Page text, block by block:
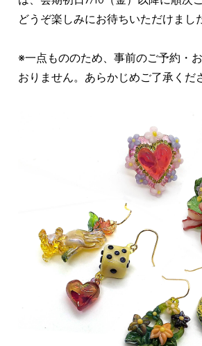
どうぞ楽しみにお待ちいただけまし
※一点もののため、事前のご予約・
おりません。あらかじめご了承くだ